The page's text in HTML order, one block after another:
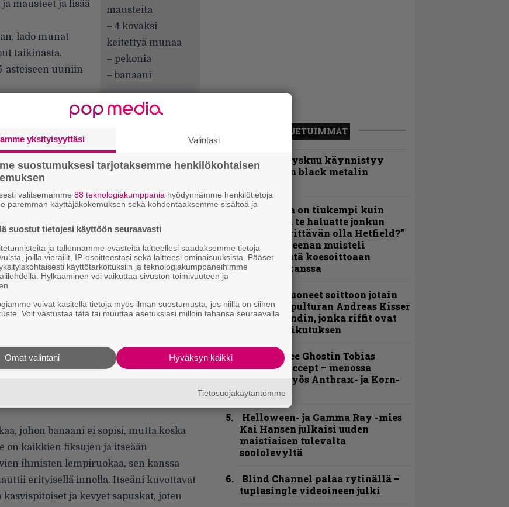
mausteita
– 4 kovaksi
keitettyä munaa
– pekonia
– banaani
mausteet ja lisää
lado munat
taikinasta.
asteiseen uuniin
murekkeen
tavalla.
paistettuna tai muusina.
johon banaani ei sopisi, mutta koska
on kaikkien fiksujen ja itseään
ihmisten lempiruokaa, sen kanssa
erityisellä innolla. Itseäni kuvottavat
ja kevyet sapuskat, joten
LUETUIMMAT
Espoon syyskuu käynnistyy
kotimaisen black metalin
”Metallica on tiukempi kuin
koskaan ja te haluatte jonkun
nulikan yrittävän olla Hetfield?”
– Pepper Keenan muisteli
ensimmäistä koesoittoaan
hevijätin kanssa
”He ovat tuoneet soittoon jotain
uutta” – Sepulturan Andreas Kisser
nimeää bändin, jonka riffit ovat
tehneet vaikutuksen
Näin lähtee Ghostin Tobias
Forgelta Accept – menossa
mukana myös Anthrax- ja Korn-
miehistöä
Helloween- ja Gamma Ray -mies
Kai Hansen julkaisi uuden
maistiaisen tulevalta
soololevyltä
Blind Channel palaa rytinällä –
tuplasingle videoineen julki
yksityisyyttäsi Valintasi
suostumuksesi tarjotaksemme henkilökohtaisen
valitsemamme 88 teknologiakumppania hyödynnämme henkilötietoja
paremman käyttäjäkokemuksen sekä kohdentaaksemme sisältöä ja
suostut tietojesi käyttöön seuraavasti
ja tallennamme evästeitä laitteellesi saadaksemme tietoja
joilla vierailit, IP-osoitteestasi sekä laitteesi ominaisuuksista. Pääset
käyttötarkoituksiin ja teknologiakumppaneihimme
Hylkääminen voi vaikuttaa sivuston toimivuuteen ja
voivat käsitellä tietoja myös ilman suostumusta, jos niillä on siihen
Voit vastustaa tätä tai muuttaa asetuksiasi milloin tahansa seuraavalla
Hyväksyn kaikki
Omat valintani
Tietosuojakäytäntömme